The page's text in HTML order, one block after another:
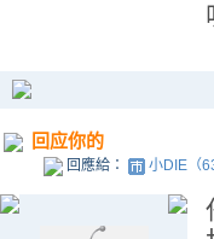
回应你的
回應給： 小DIE（